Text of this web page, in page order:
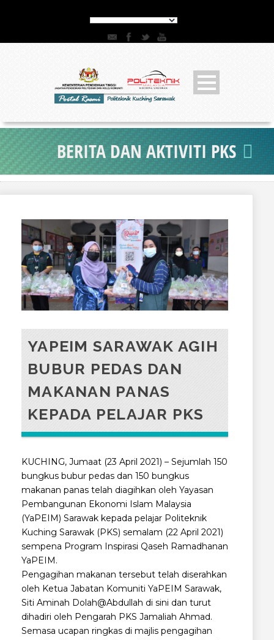
BERITA DAN AKTIVITI PKS
YAPEIM SARAWAK AGIH
BUBUR PEDAS DAN
MAKANAN PANAS
KEPADA PELAJAR PKS
KUCHING, Jumaat (23 April 2021) – Sejumlah 150
bungkus bubur pedas dan 150 bungkus
makanan panas telah diagihkan oleh Yayasan
Pembangunan Ekonomi Islam Malaysia
(YaPEIM) Sarawak kepada pelajar Politeknik
Kuching Sarawak (PKS) semalam (22 April 2021)
sempena Program Inspirasi Qaseh Ramadhanan
YaPEIM.
Pengagihan makanan tersebut telah diserahkan
oleh Ketua Jabatan Komuniti YaPEIM Sarawak,
Siti Aminah Dolah@Abdullah di sini dan turut
dihadiri oleh Pengarah PKS Jamaliah Ahmad.
Semasa ucapan ringkas di majlis pengagihan